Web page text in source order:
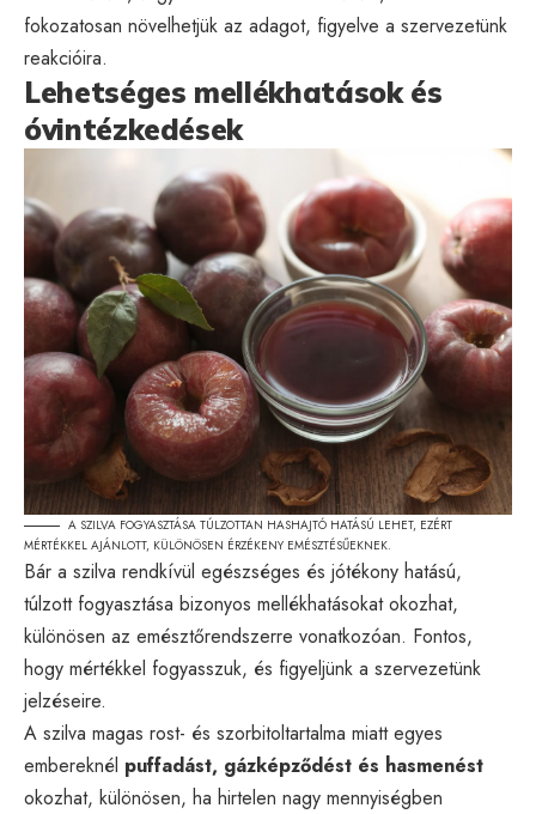
fokozatosan növelhetjük az adagot, figyelve a szervezetünk
reakcióira.
Lehetséges mellékhatások és
óvintézkedések
A SZILVA FOGYASZTÁSA TÚLZOTTAN HASHAJTÓ HATÁSÚ LEHET, EZÉRT
MÉRTÉKKEL AJÁNLOTT, KÜLÖNÖSEN ÉRZÉKENY EMÉSZTÉSŰEKNEK.
Bár a szilva rendkívül egészséges és jótékony hatású,
túlzott fogyasztása bizonyos mellékhatásokat okozhat,
különösen az emésztőrendszerre vonatkozóan. Fontos,
hogy mértékkel fogyasszuk, és figyeljünk a szervezetünk
jelzéseire.
A szilva magas rost- és szorbitoltartalma miatt egyes
embereknél puffadást, gázképződést és hasmenést
okozhat, különösen, ha hirtelen nagy mennyiségben